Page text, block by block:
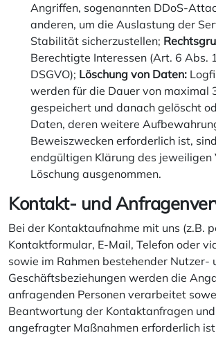
Angriffen, sogenannten DDoS-
anderen, um die Auslastung der
Stabilität sicherzustellen;
Berechtigte Interessen (Art. 6 Abs.
DSGVO); Löschung von Daten:
werden für die Dauer von maximal
gespeichert und danach gelöscht
Daten, deren weitere
Beweiszwecken erforderlich ist,
endgültigen Klärung des jeweiligen
Löschung ausgenommen.
Kontakt- und
Bei der Kontaktaufnahme mit uns (z.B.
Kontaktformular, E-Mail, Telefon oder
sowie im Rahmen bestehender Nutzer-
Geschäftsbeziehungen werden die
anfragenden Personen verarbeitet
Beantwortung der Kontaktanfragen
angefragter Maßnahmen erforderlich